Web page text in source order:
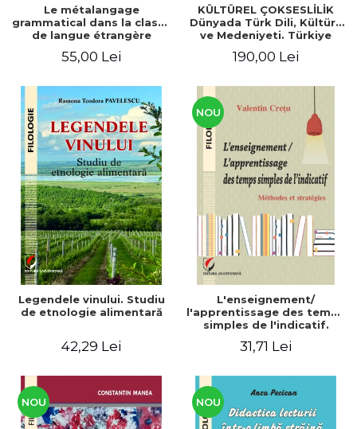
Le métalangage
grammatical dans la classe
de langue étrangère
55,00 Lei
KÜLTÜREL ÇOKSESLİLİK
Dünyada Türk Dili, Kültürü
ve Medeniyeti. Türkiye
Armağan/ POLIFONII
și civilizația turcă în lume.
Centenarului
190,00 Lei
Legendele vinului. Studiu
de etnologie alimentară
42,29 Lei
NOU
L'enseignement/
l'apprentissage des temps
simples de l'indicatif.
31,71 Lei
NOU NOU